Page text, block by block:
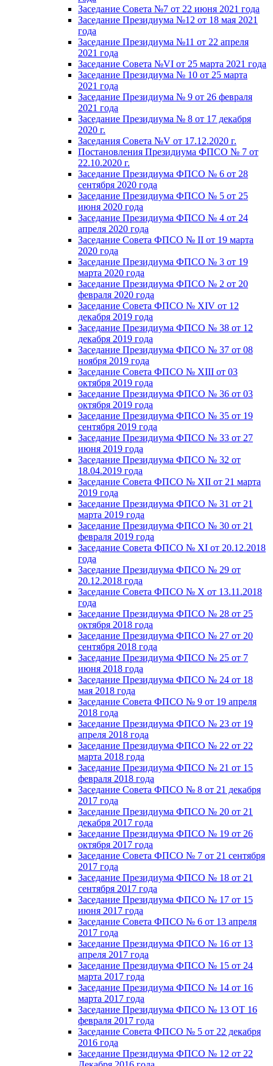
Заседание Совета №7 от 22 июня 2021 года
Заседание Президиума №12 от 18 мая 2021
года
Заседание Президиума №11 от 22 апреля
2021 года
Заседание Совета №VI от 25 марта 2021 года
Заседание Президиума № 10 от 25 марта
2021 года
Заседание Президиума № 9 от 26 февраля
2021 года
Заседание Президиума № 8 от 17 декабря
2020 г.
Заседания Совета №V от 17.12.2020 г.
Постановления Президиума ФПСО № 7 от
22.10.2020 г.
Заседание Президиума ФПСО № 6 от 28
сентября 2020 года
Заседание Президиума ФПСО № 5 от 25
июня 2020 года
Заседание Президиума ФПСО № 4 от 24
апреля 2020 года
Заседание Совета ФПСО № II от 19 марта
2020 года
Заседание Президиума ФПСО № 3 от 19
марта 2020 года
Заседание Президиума ФПСО № 2 от 20
февраля 2020 года
Заседание Совета ФПСО № XIV от 12
декабря 2019 года
Заседание Президиума ФПСО № 38 от 12
декабря 2019 года
Заседание Президиума ФПСО № 37 от 08
ноября 2019 года
Заседание Совета ФПСО № XIII от 03
октября 2019 года
Заседание Президиума ФПСО № 36 от 03
октября 2019 года
Заседание Президиума ФПСО № 35 от 19
сентября 2019 года
Заседание Президиума ФПСО № 33 от 27
июня 2019 года
Заседание Президиума ФПСО № 32 от
18.04.2019 года
Заседание Совета ФПСО № XII от 21 марта
2019 года
Заседание Президиума ФПСО № 31 от 21
марта 2019 года
Заседание Президиума ФПСО № 30 от 21
февраля 2019 года
Заседание Совета ФПСО № XI от 20.12.2018
года
Заседание Президиума ФПСО № 29 от
20.12.2018 года
Заседание Совета ФПСО № X от 13.11.2018
года
Заседание Президиума ФПСО № 28 от 25
октября 2018 года
Заседание Президиума ФПСО № 27 от 20
сентября 2018 года
Заседание Президиума ФПСО № 25 от 7
июня 2018 года
Заседание Президиума ФПСО № 24 от 18
мая 2018 года
Заседание Совета ФПСО № 9 от 19 апреля
2018 года
Заседание Президиума ФПСО № 23 от 19
апреля 2018 года
Заседание Президиума ФПСО № 22 от 22
марта 2018 года
Заседание Президиума ФПСО № 21 от 15
февраля 2018 года
Заседание Совета ФПСО № 8 от 21 декабря
2017 года
Заседание Президиума ФПСО № 20 от 21
декабря 2017 года
Заседание Президиума ФПСО № 19 от 26
октября 2017 года
Заседание Совета ФПСО № 7 от 21 сентября
2017 года
Заседание Президиума ФПСО № 18 от 21
сентября 2017 года
Заседание Президиума ФПСО № 17 от 15
июня 2017 года
Заседание Совета ФПСО № 6 от 13 апреля
2017 года
Заседание Президиума ФПСО № 16 от 13
апреля 2017 года
Заседание Президиума ФПСО № 15 от 24
марта 2017 года
Заседание Президиума ФПСО № 14 от 16
марта 2017 года
Заседание Президиума ФПСО № 13 ОТ 16
февраля 2017 года
Заседание Совета ФПСО № 5 от 22 декабря
2016 года
Заседание Президиума ФПСО № 12 от 22